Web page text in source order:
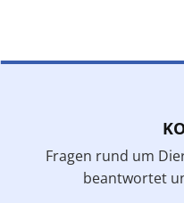
Fragen rund um
beantwortet